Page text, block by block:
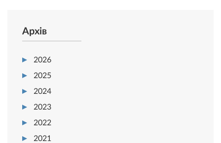
Архів
2026
2025
2024
2023
2022
2021